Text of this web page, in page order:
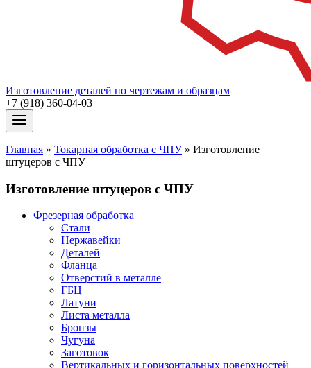
Изготовление деталей по чертежам и образцам
+7 (918) 360-04-03
Главная » Токарная обработка с ЧПУ» Изготовление
штуцеров с ЧПУ
Изготовление штуцеров с ЧПУ
Фрезерная обработка
Стали
Нержавейки
Деталей
Фланца
Отверстий в металле
ГБЦ
Латуни
Листа металла
Бронзы
Чугуна
Заготовок
Вертикальных и горизонтальных поверхностей